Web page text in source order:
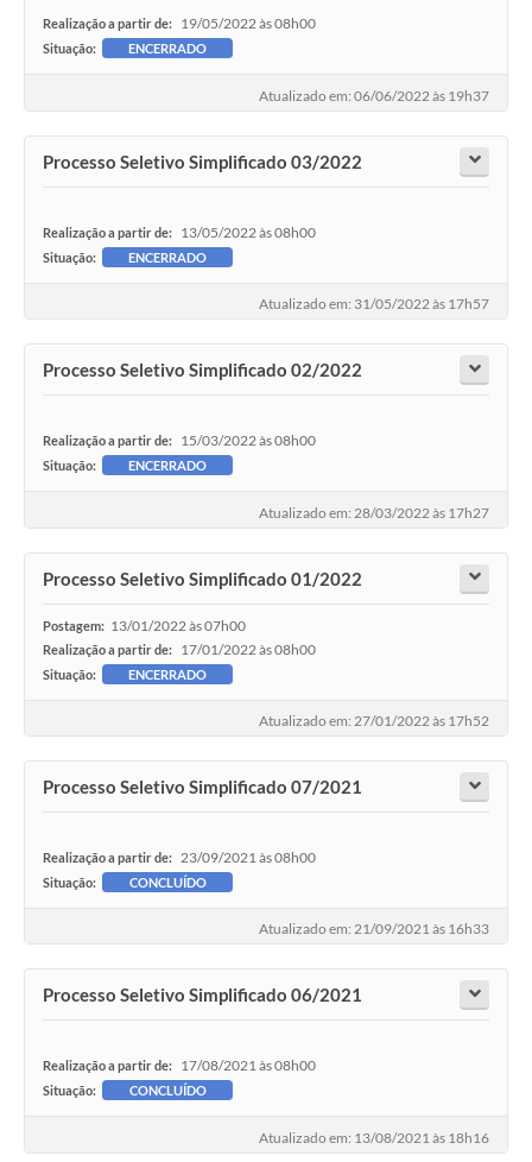
Realização a partir de: 19/05/2022 às 08h00
Situação: ENCERRADO
Atualizado em: 06/06/2022 às 19h37
Processo Seletivo Simplificado 03/2022
Realização a partir de: 13/05/2022 às 08h00
Situação: ENCERRADO
Atualizado em: 31/05/2022 às 17h57
Processo Seletivo Simplificado 02/2022
Realização a partir de: 15/03/2022 às 08h00
Situação: ENCERRADO
Atualizado em: 28/03/2022 às 17h27
Processo Seletivo Simplificado 01/2022
Postagem: 13/01/2022 às 07h00
Realização a partir de: 17/01/2022 às 08h00
Situação: ENCERRADO
Atualizado em: 27/01/2022 às 17h52
Processo Seletivo Simplificado 07/2021
Realização a partir de: 23/09/2021 às 08h00
Situação: CONCLUÍDO
Atualizado em: 21/09/2021 às 16h33
Processo Seletivo Simplificado 06/2021
Realização a partir de: 17/08/2021 às 08h00
Situação: CONCLUÍDO
Atualizado em: 13/08/2021 às 18h16